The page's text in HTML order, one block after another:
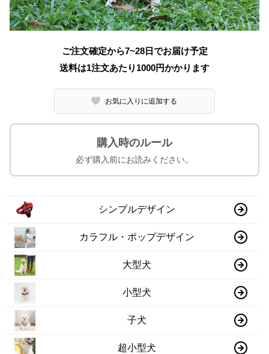
ご注文確定から7~28日でお届け予定
送料は1注文あたり 1000円かかります
お気に入りに追加する
購入時のルール
必ず購入前にお読みください。
シンプルデザイン
カラフル・ポップデザイン
大型犬
小型犬
子犬
超小型犬